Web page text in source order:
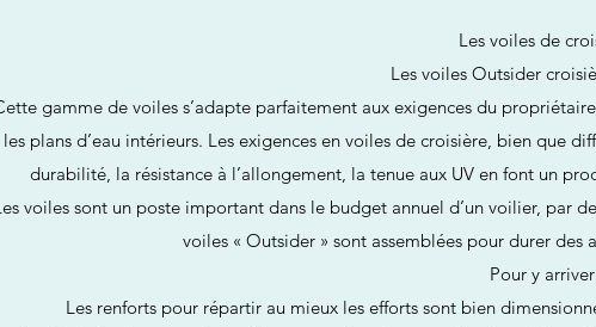
Les voiles de
Les voiles Outsider
gamme de voiles s’adapte parfaitement aux exigences du
les plans d’eau intérieurs. Les exigences en voiles de croisière, bien que
durabilité, la résistance à l’allongement, la tenue aux UV en font un
voiles sont un poste important dans le budget annuel d’un voilier, par
voiles « Outsider » sont assemblées pour durer des
Pour y
Les renforts pour répartir au mieux les efforts sont bien